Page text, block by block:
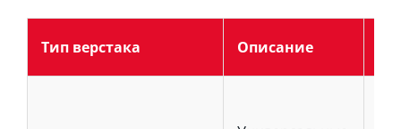
Тип верстака Описание